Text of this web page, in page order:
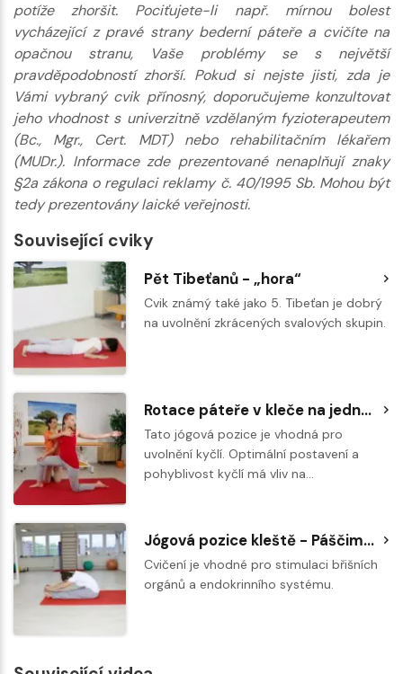
potíže zhoršit. Pociťujete-li např. mírnou bolest
vycházející z pravé strany bederní páteře a cvičíte na
opačnou stranu, Vaše problémy se s největší
pravděpodobností zhorší. Pokud si nejste jisti, zda je
Vámi vybraný cvik přínosný, doporučujeme konzultovat
jeho vhodnost s univerzitně vzdělaným fyzioterapeutem
(Bc., Mgr., Cert. MDT) nebo rehabilitačním lékařem
(MUDr.). Informace zde prezentované nenaplňují znaky
§2a zákona o regulaci reklamy č. 40/1995 Sb. Mohou být
tedy prezentovány laické veřejnosti.
Související cviky
Pět Tibeťanů - „hora“
Cvik známý také jako 5. Tibeťan je dobrý
na uvolnění zkrácených svalových skupin.
Rotace páteře v kleče na jedné noze
Tato jógová pozice je vhodná pro
uvolnění kyčlí. Optimální postavení a
pohyblivost kyčlí má vliv na…
Jógová pozice kleště - Páščimottanásana
Cvičení je vhodné pro stimulaci břišních
orgánů a endokrinního systému.